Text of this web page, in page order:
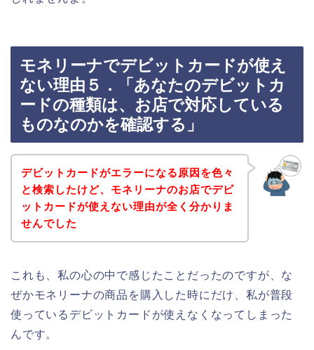
モネリーナでデビットカードが使え
ない理由５．「あなたのデビットカ
ードの種類は、お店で対応している
ものなのかを確認する」
デビットカードがエラーになる原因を色々
と検索したけど、モネリーナのお店でデビ
ットカードが使えない理由が全く分かりま
せんでした
これも、私の心の中で感じたことだったのですが、な
ぜかモネリーナの商品を購入した時にだけ、私が普段
使っているデビットカードが使えなくなってしまった
んです。